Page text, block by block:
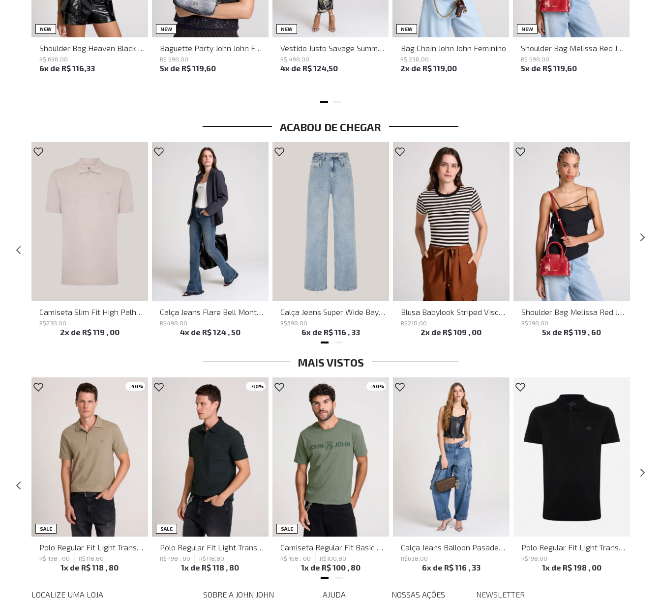
NEW UN
Shoulder Bag Heaven Black John John Feminina
R$ 698 00
6x de R$116,33
NEW UN
Baguette Party John John Feminina
R$ 598 00
5x de R$119,60
NEW PP P M
Vestido Justo Savage Summer John John Feminino
R$ 498 00
4x de R$124,50
NEW UN
Bag Chain John John Feminino
R$ 238 00
2x de R$119,00
NEW UN
Shoulder Bag Melissa Red John John Feminina
R$ 598 00
5x de R$119,60
ACABOU DE CHEGAR
Camiseta Slim Fit High Palha John John Masculina
R$238 00
2x de R$119 , 00
Calça Jeans Flare Bell Montpellier John John Feminina
R$498 00
4x de R$124 ,50
Calça Jeans Super Wide Bayern John John Feminina
R$698 00
6x de R$116 , 33
Blusa Babylook Striped Visco John John Feminina
R$218 00
2x de R$109 , 00
Shoulder Bag Melissa Red John John Feminina
R$598 00
5x de R$119 , 60
MAIS VISTOS
-40%
SALE
R$198,00 R$118 80
1x de R$118 , 80
-40%
SALE
R$198,00 R$118 80
1x de R$118 , 80
-40%
SALE
R$168,00 R$100 80
1x de R$100 , 80
R$698 00
6x de R$116 , 33
R$198 00
1x de R$198 , 00
LOCALIZE UMA LOJA SOBRE A JOHN JOHN AJUDA NOSSAS AÇÕES NEWSLETTER